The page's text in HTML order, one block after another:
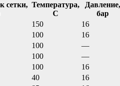
сетки, Температура,
С
Давление,
бар
150 16
100 16
100 —
100 —
100 16
40 16